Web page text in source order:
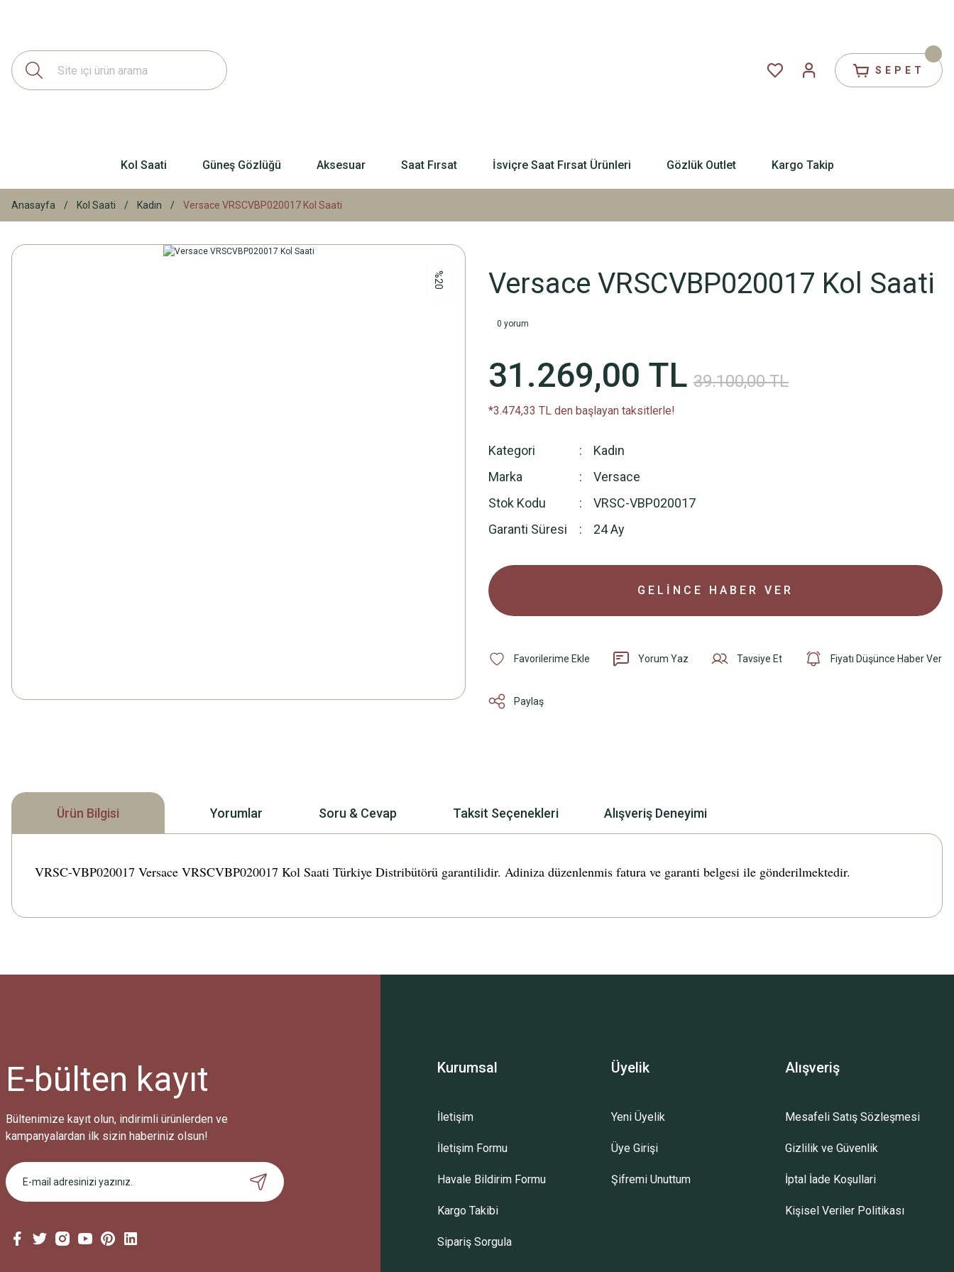
SEPET
Kol Saati Güneş Gözlüğü Aksesuar Saat Fırsat İsviçre Saat Fırsat Ürünleri Gözlük Outlet Kargo Takip
Anasayfa Kol Saati Kadın Versace VRSCVBP020017 Kol Saati
%20 Versace VRSCVBP020017 Kol Saati
0 yorum
31.269,00 TL 39.100,00 TL
*3.474,33 TL den başlayan taksitlerle!
Kategori
Kadın
Marka
Versace
Stok Kodu
VRSC-VBP020017
Garanti Süresi
24 Ay
GELİNCE HABER VER
Yorum Yaz Tavsiye Et Fiyatı Düşünce Haber Ver
Paylaş
Ürün Bilgisi Yorumlar Soru & Cevap Taksit Seçenekleri Alışveriş Deneyimi
VRSC-VBP020017 Versace VRSCVBP020017 Kol Saati Türkiye Distribütörü garantilidir. Adiniza düzenlenmis fatura ve garanti belgesi ile gönderilmektedir.
Bu ürüne ilk yorumu siz yapın!
Ürün hakkında henüz soru sorulmamış.
Sitemize ilk yorumu siz yapın!
E-bülten kayıt
Bültenimize kayıt olun, indirimli ürünlerden ve
kampanyalardan ilk sizin haberiniz olsun!
Kurumsal
İletişim
İletişim Formu
Havale Bildirim Formu
Kargo Takibi
Sipariş Sorgula
Üyelik
Yeni Üyelik
Üye Girişi
Şifremi Unuttum
Alışveriş
Mesafeli Satış Sözleşmesi
Gizlilik ve Güvenlik
İptal İade Koşullari
Kişisel Veriler Politikası